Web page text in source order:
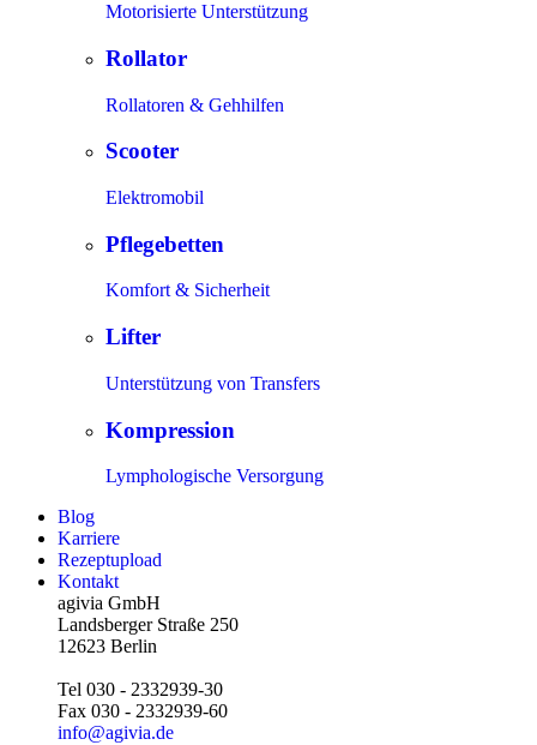
Motorisierte Unterstützung
Rollator
Rollatoren & Gehhilfen
Scooter
Elektromobil
Pflegebetten
Komfort & Sicherheit
Lifter
Unterstützung von Transfers
Kompression
Lymphologische Versorgung
Blog
Karriere
Rezeptupload
Kontakt
agivia GmbH
Landsberger Straße 250
12623 Berlin
Tel 030 - 2332939-30
Fax 030 - 2332939-60
info@agivia.de